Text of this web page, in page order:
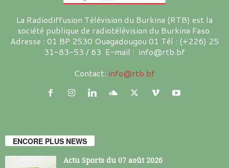
La Radiodiffusion Télévision du Burkina (RTB) est la
société publique de radiotélévision du Burkina Faso.
Adresse : 01 BP 2530 Ouagadougou 01 Tél : (+226) 25
31-83-53 / 63 E-mail : info@rtb.bf
Contact: info@rtb.bf
ENCORE PLUS NEWS
Actu Sports du 07 août 2026